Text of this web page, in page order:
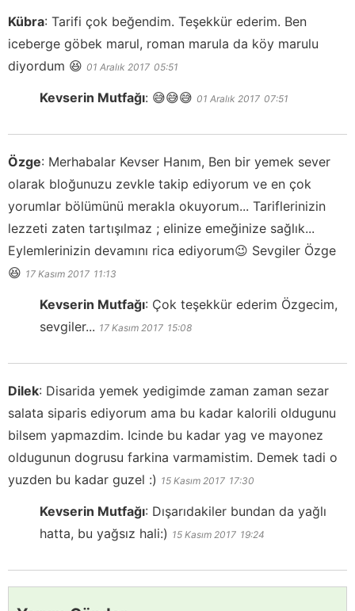
Kübra: Tarifi çok beğendim. Teşekkür ederim. Ben
iceberge göbek marul, roman marula da köy marulu
diyordum 😆 01 Aralık 2017 05:51
Kevserin Mutfağı: 😅😅😅 01 Aralık 2017 07:51
Özge: Merhabalar Kevser Hanım, Ben bir yemek sever
olarak bloğunuzu zevkle takip ediyorum ve en çok
yorumlar bölümünü merakla okuyorum... Tariflerinizin
lezzeti zaten tartışılmaz ; elinize emeğinize sağlık...
Eylemlerinizin devamını rica ediyorum😉 Sevgiler Özge
😆 17 Kasım 2017 11:13
Kevserin Mutfağı: Çok teşekkür ederim Özgecim,
sevgiler... 17 Kasım 2017 15:08
Dilek: Disarida yemek yedigimde zaman zaman sezar
salata siparis ediyorum ama bu kadar kalorili oldugunu
bilsem yapmazdim. Icinde bu kadar yag ve mayonez
oldugunun dogrusu farkina varmamistim. Demek tadi o
yuzden bu kadar guzel :) 15 Kasım 2017 17:30
Kevserin Mutfağı: Dışarıdakiler bundan da yağlı
hatta, bu yağsız hali:) 15 Kasım 2017 19:24